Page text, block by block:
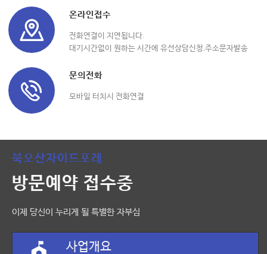
온라인접수
전화연결이 지연됩니다.
대기시간없이 원하는 시간에 유선상담신청,주소문자발송
문의전화
모바일 터치시 전화연결
북오산자이드포레
방문예약 접수중
이제 당신이 누리게 될 특별한 자부심
사업개요